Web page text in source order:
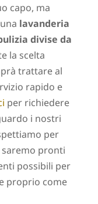
capo, ma
lavanderia
divise da
la scelta
trattare al
rapido e
per richiedere
i nostri
per
pronti
possibili per
proprio come